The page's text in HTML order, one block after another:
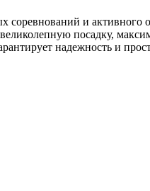
соревнований и активного
посадку,
надежность и